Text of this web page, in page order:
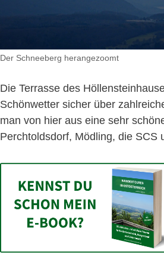
Der Schneeberg herangezoomt
Die Terrasse des
Schönwetter sicher über
man von hier aus eine sehr
Perchtoldsdorf, Mödling, die SCS